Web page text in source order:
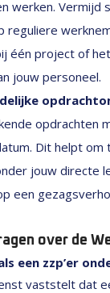
werken. Vermijd
reguliere
één project of
jouw personeel.
opdrachten
Dit helpt
jouw directe
een
over de
een zzp’er
vaststelt dat